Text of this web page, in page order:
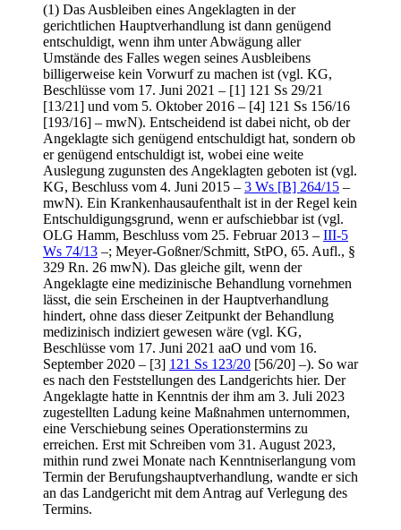
(1) Das Ausbleiben eines Angeklagten in der
gerichtlichen Hauptverhandlung ist dann genügend
entschuldigt, wenn ihm unter Abwägung aller
Umstände des Falles wegen seines Ausbleibens
billigerweise kein Vorwurf zu machen ist (vgl. KG,
Beschlüsse vom 17. Juni 2021 – [1] 121 Ss 29/21
[13/21] und vom 5. Oktober 2016 – [4] 121 Ss 156/16
[193/16] – mwN). Entscheidend ist dabei nicht, ob der
Angeklagte sich genügend entschuldigt hat, sondern ob
er genügend entschuldigt ist, wobei eine weite
Auslegung zugunsten des Angeklagten geboten ist (vgl.
KG, Beschluss vom 4. Juni 2015 – 3 Ws [B] 264/15 –
mwN). Ein Krankenhausaufenthalt ist in der Regel kein
Entschuldigungsgrund, wenn er aufschiebbar ist (vgl.
OLG Hamm, Beschluss vom 25. Februar 2013 – III-5
Ws 74/13 –; Meyer-Goßner/Schmitt, StPO, 65. Aufl., §
329 Rn. 26 mwN). Das gleiche gilt, wenn der
Angeklagte eine medizinische Behandlung vornehmen
lässt, die sein Erscheinen in der Hauptverhandlung
hindert, ohne dass dieser Zeitpunkt der Behandlung
medizinisch indiziert gewesen wäre (vgl. KG,
Beschlüsse vom 17. Juni 2021 aaO und vom 16.
September 2020 – [3] 121 Ss 123/20 [56/20] –). So war
es nach den Feststellungen des Landgerichts hier. Der
Angeklagte hatte in Kenntnis der ihm am 3. Juli 2023
zugestellten Ladung keine Maßnahmen unternommen,
eine Verschiebung seines Operationstermins zu
erreichen. Erst mit Schreiben vom 31. August 2023,
mithin rund zwei Monate nach Kenntniserlangung vom
Termin der Berufungshauptverhandlung, wandte er sich
an das Landgericht mit dem Antrag auf Verlegung des
Termins.